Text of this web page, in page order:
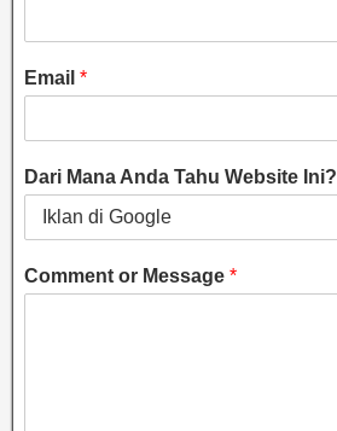
Email *
Dari Mana Anda Tahu Website Ini?
Comment or Message *